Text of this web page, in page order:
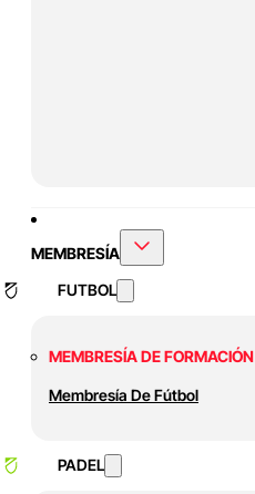
MEMBRESÍA
FUTBOL
MEMBRESÍA DE FORMACIÓN
Membresía De Fútbol
PADEL